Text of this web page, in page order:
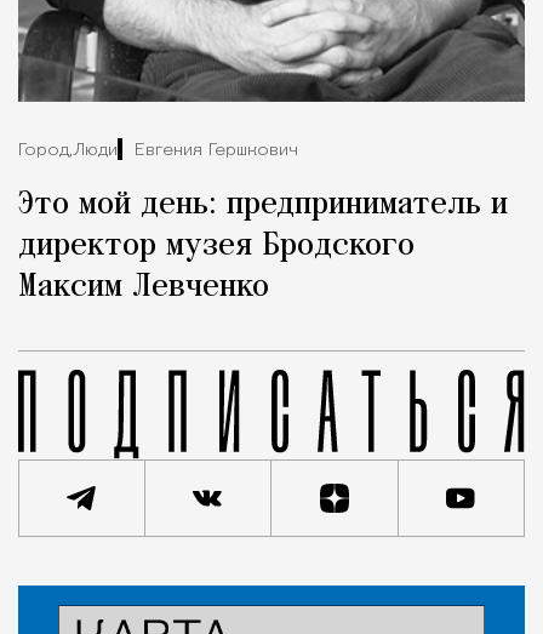
Город,Люди Евгения Гершкович
Это мой день: предприниматель и
директор музея Бродского
Максим Левченко